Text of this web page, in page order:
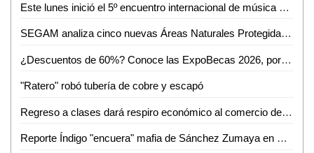
Este lunes inició el 5º encuentro internacional de música de cámara
SEGAM analiza cinco nuevas Áreas Naturales Protegidas para frenar la deforestación en San Luis Potosí
¿Descuentos de 60%? Conoce las ExpoBecas 2026, por primera vez en Ciudad Valles
"Ratero" robó tubería de cobre y escapó
Regreso a clases dará respiro económico al comercio de Ciudad Valles: Canaco
Reporte Índigo "encuera" mafia de Sánchez Zumaya en Pemex